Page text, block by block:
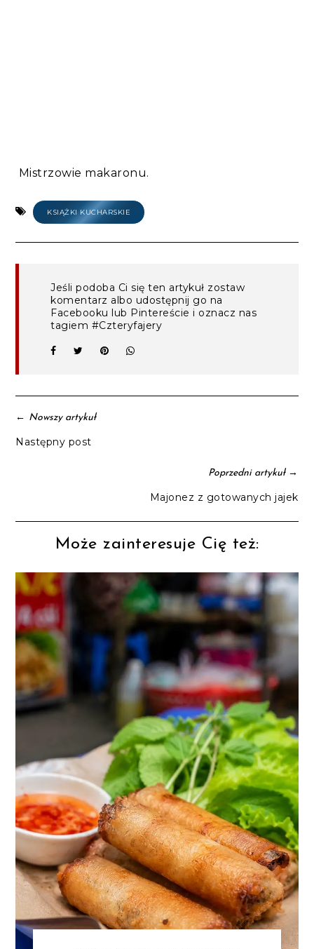
Mistrzowie makaronu.
KSIĄŻKI KUCHARSKIE
Jeśli podoba Ci się ten artykuł zostaw
komentarz albo udostępnij go na
Facebooku lub Pintereście i oznacz nas
tagiem #Czteryfajery
← Nowszy artykuł
Następny post
Poprzedni artykuł→
Majonez z gotowanych jajek
Może zainteresuje Cię też: